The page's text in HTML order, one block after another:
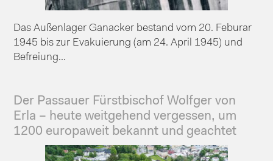
Das Außenlager Ganacker bestand vom 20. Feburar
1945 bis zur Evakuierung (am 24. April 1945) und
Befreiung...
Der Passauer Fürstbischof Wolfger von
Erla – heute weitgehend vergessen, um
1200 europaweit bekannt und geachtet